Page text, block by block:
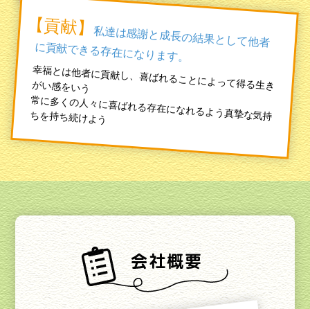
【貢献】私達は感謝と成長の結果として他者
に貢献できる存在になります。
幸福とは他者に貢献し、喜ばれることによって得る生きがい感をいう
常に多くの人々に喜ばれる存在になれるよう真摯な気持ちを持ち続けよう